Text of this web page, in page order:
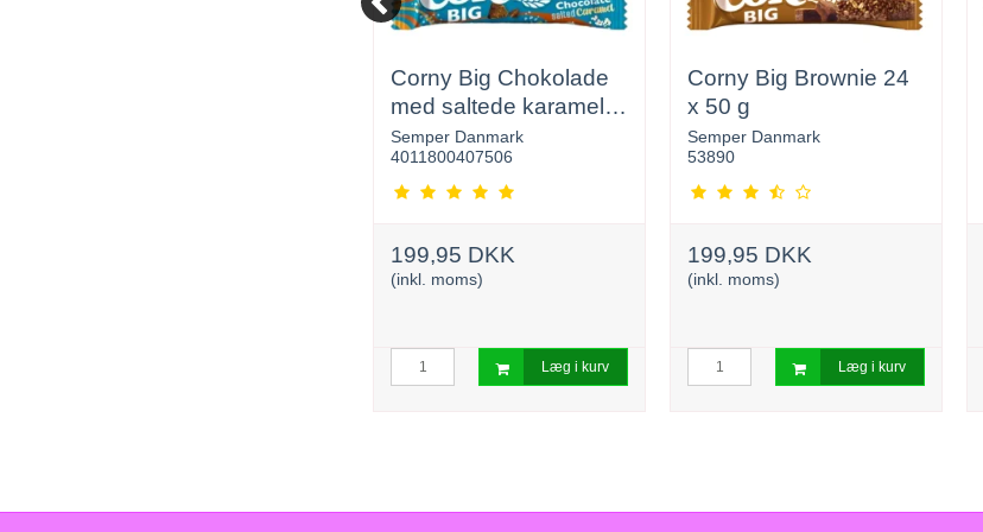
Corny Big Chokolade
med saltede karamel
24 x 40 g
Semper Danmark
4011800407506
199,95 DKK
(inkl. moms)
Læg i kurv
Corny Big Brownie 24
x 50 g
Semper Danmark
53890
199,95 DKK
(inkl. moms)
Læg i kurv